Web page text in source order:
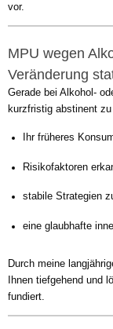
vor.
MPU wegen
Veränderung
Gerade bei Alkohol-
kurzfristig abstinent
Ihr früheres
Risikofaktoren
stabile Strategien
eine glaubhafte
Durch meine
Ihnen tiefgehend und
fundiert.